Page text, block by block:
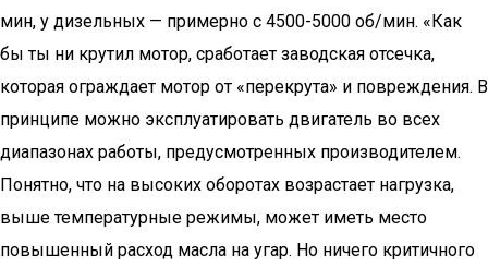
мин, у дизельных — примерно с 4500-5000 об/мин. «Как
бы ты ни крутил мотор, сработает заводская отсечка,
которая ограждает мотор от «перекрута» и повреждения. В
принципе можно эксплуатировать двигатель во всех
диапазонах работы, предусмотренных производителем.
Понятно, что на высоких оборотах возрастает нагрузка,
выше температурные режимы, может иметь место
повышенный расход масла на угар. Но ничего критичного